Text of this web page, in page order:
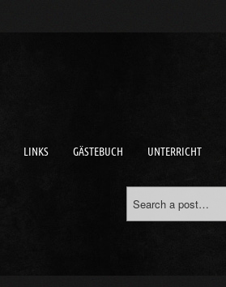
LINKS GÄSTEBUCH UNTERRICHT